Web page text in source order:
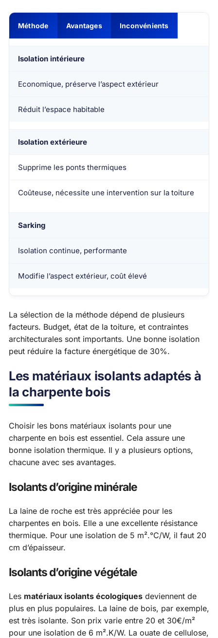
Méthode Avantages Inconvénients
Isolation intérieure
Economique, préserve l’aspect extérieur
Réduit l’espace habitable
Isolation extérieure
Supprime les ponts thermiques
Coûteuse, nécessite une intervention sur la toiture
Sarking
Isolation continue, performante
Modifie l’aspect extérieur, coût élevé
La sélection de la méthode dépend de plusieurs
facteurs. Budget, état de la toiture, et contraintes
architecturales sont importants. Une bonne isolation
peut réduire la facture énergétique de 30%.
Les matériaux isolants adaptés à
la charpente bois
Choisir les bons matériaux isolants pour une
charpente en bois est essentiel. Cela assure une
bonne isolation thermique. Il y a plusieurs options,
chacune avec ses avantages.
Isolants d’origine minérale
La laine de roche est très appréciée pour les
charpentes en bois. Elle a une excellente résistance
thermique. Pour une isolation de 5 m².°C/W, il faut 20
cm d’épaisseur.
Isolants d’origine végétale
Les matériaux isolants écologiques deviennent de
plus en plus populaires. La laine de bois, par exemple,
est très isolante. Son prix varie entre 20 et 30€/m²
pour une isolation de 6 m².K/W. La ouate de cellulose,